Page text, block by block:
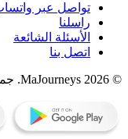
تواصل عبر واتساب
راسلنا
الأسئلة الشائعة
اتصل بنا